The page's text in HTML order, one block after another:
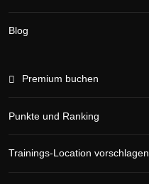
Blog
Premium buchen
Punkte und Ranking
Trainings-Location vorschlagen